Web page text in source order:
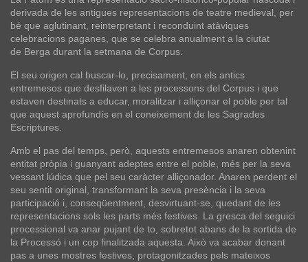
derivada de les antigues representacions de teatre medieval, per
bé que aglutinant, reinterpretant i reconduint atàviques
celebracions paganes, que se celebra anualment a la ciutat
de Berga durant la setmana de Corpus
El seu origen cal buscar-lo, precisament, en els antics
entremesos que desfilaven a les processons del Corpus i que
estaven destinats a educar, moralitzar i alliçonar el poble per tal
que aquest aprofundís en el coneixement de les Sagrades
Escriptures.
Amb el pas del temps, però, aquests entremesos anaren obtenint
entitat pròpia i guanyant adeptes entre el poble, més per la seva
vessant lúdica que pel seu caràcter alliçonador. Anaren perdent el
seu sentit original, transformant la seva presència i la seva
participació i, conseqüentment, desvirtuant-se, quedant de les
representacions sols les parts més festives. La gresca del seguici
processional va anar pujant de to, sobretot abans de la sortida de
la Processó i un cop finalitzada aquesta. Això va acabar donant
pas a unes mostres festives, protagonitzades pels mateixos